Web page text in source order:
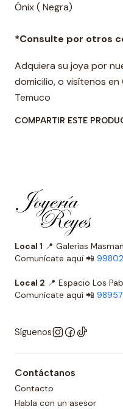
Ónix ( Negra)
*Consulte por otros
Adquiera su joya por
domicilio, o visítenos en
Temuco
COMPARTIR ESTE
Local 1 📍 Galerías
Comunícate aquí 📲
Local 2 📍 Espacio Los
Comunícate aquí 📲
Síguenos
Contáctanos
Contacto
Habla con un asesor